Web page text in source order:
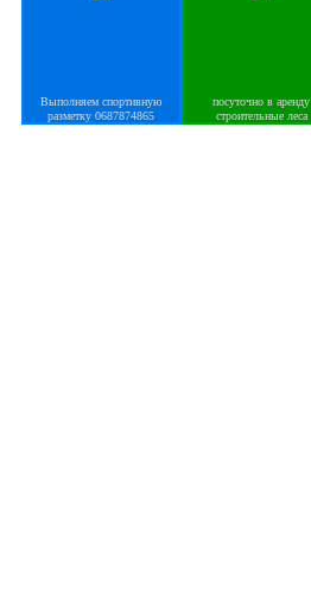
Выполняем спортивную
разметку 0687874865
посуточно в аренду
строительные леса